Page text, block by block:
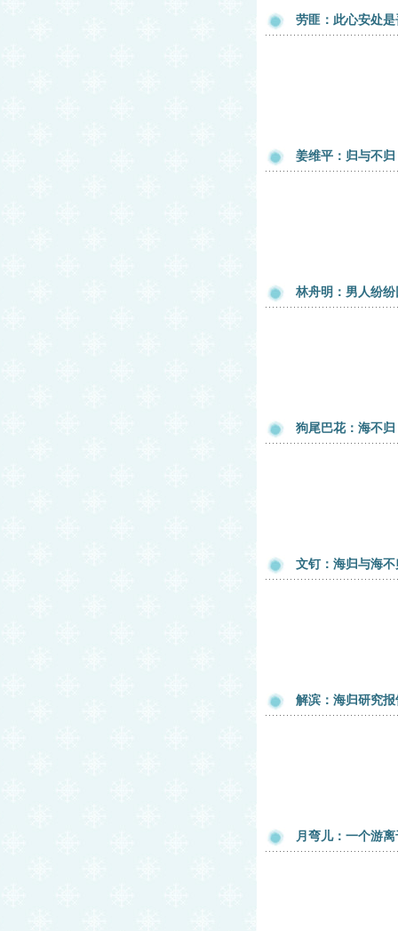
劳匪：此心安处是
姜维平：归与不归
林舟明：男人纷
狗尾巴花：海不
文钉：海归与海
解滨：海归研究报
月弯儿：一个游